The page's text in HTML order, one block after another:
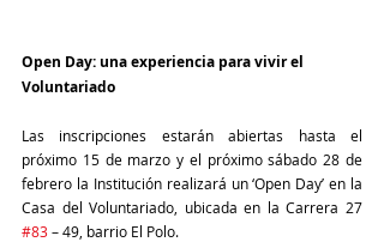
Open Day: una experiencia para vivir el
Voluntariado
Las inscripciones estarán abiertas hasta el
próximo 15 de marzo y el próximo sábado 28 de
febrero la Institución realizará un ‘Open Day’ en la
#83 – 49, barrio El Polo.